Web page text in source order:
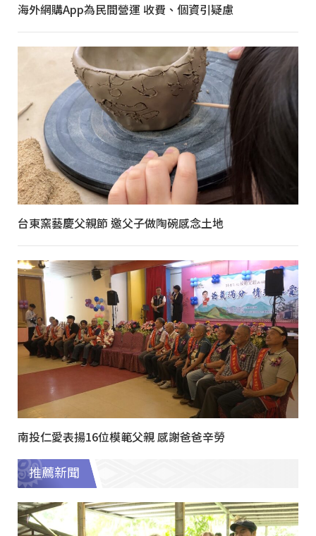
海外網購App為民間營運 收費、個資引疑慮
台東窯藝慶父親節 邀父子做陶碗感念土地
南投仁愛表揚16位模範父親 感謝爸爸辛勞
推薦新聞